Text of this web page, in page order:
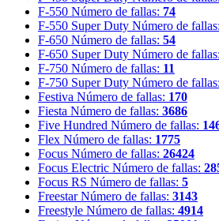
F-550 Número de fallas: 74
F-550 Super Duty Número de fallas:
F-650 Número de fallas: 54
F-650 Super Duty Número de fallas:
F-750 Número de fallas: 11
F-750 Super Duty Número de fallas:
Festiva Número de fallas: 170
Fiesta Número de fallas: 3686
Five Hundred Número de fallas:
Flex Número de fallas: 1775
Focus Número de fallas: 26424
Focus Electric Número de fallas:
Focus RS Número de fallas: 5
Freestar Número de fallas: 3143
Freestyle Número de fallas: 4914